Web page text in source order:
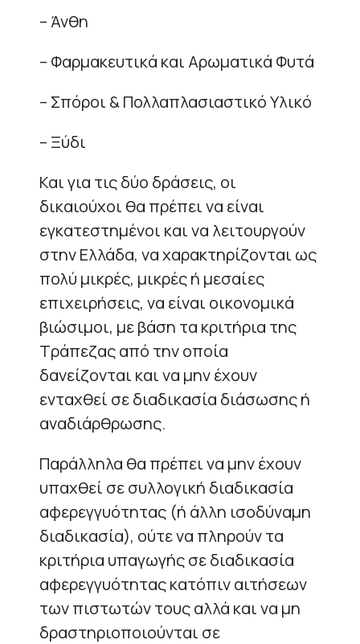
– Άνθη
– Φαρμακευτικά και Αρωματικά Φυτά
– Σπόροι & Πολλαπλασιαστικό Υλικό
– Ξύδι
Και για τις δύο δράσεις, οι
δικαιούχοι θα πρέπει να είναι
εγκατεστημένοι και να λειτουργούν
στην Ελλάδα, να χαρακτηρίζονται ως
πολύ μικρές, μικρές ή μεσαίες
επιχειρήσεις, να είναι οικονομικά
βιώσιμοι, με βάση τα κριτήρια της
Τράπεζας από την οποία
δανείζονται και να μην έχουν
ενταχθεί σε διαδικασία διάσωσης ή
αναδιάρθρωσης.
Παράλληλα θα πρέπει να μην έχουν
υπαχθεί σε συλλογική διαδικασία
αφερεγγυότητας (ή άλλη ισοδύναμη
διαδικασία), ούτε να πληρούν τα
κριτήρια υπαγωγής σε διαδικασία
αφερεγγυότητας κατόπιν αιτήσεων
των πιστωτών τους αλλά και να μη
δραστηριοποιούνται σε